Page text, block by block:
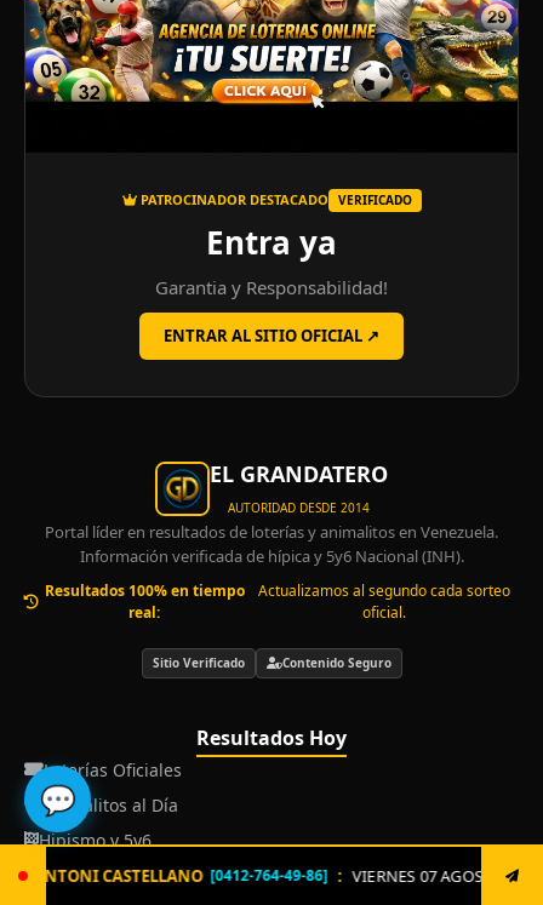
[0412-764-49-86] : VIERNES 07 AGOSTO. Envía ya: LOTERIA al 8621 un
PATROCINADOR DESTACADO VERIFICADO
Entra ya
Garantia y Responsabilidad!
ENTRAR AL SITIO OFICIAL ↗
EL GRANDATERO
AUTORIDAD DESDE 2014
Portal líder en resultados de loterías y animalitos en Venezuela.
Información verificada de hípica y 5y6 Nacional (INH).
Resultados 100% en tiempo
real:
Actualizamos al segundo cada sorteo
oficial.
Sitio Verificado Contenido Seguro
Resultados Hoy
Loterías Oficiales
Animalitos al Día
Hipismo y 5y6
💬